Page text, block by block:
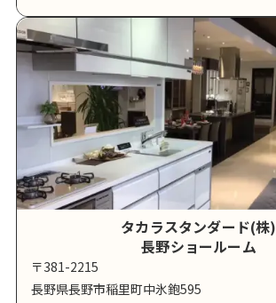
タカラスタンダード(株)
長野ショールーム
〒381-2215
長野県長野市稲里町中氷鉋595